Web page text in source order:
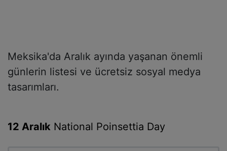
Meksika'da Aralık ayında yaşanan önemli
günlerin listesi ve ücretsiz sosyal medya
tasarımları.
12 Aralık National Poinsettia Day